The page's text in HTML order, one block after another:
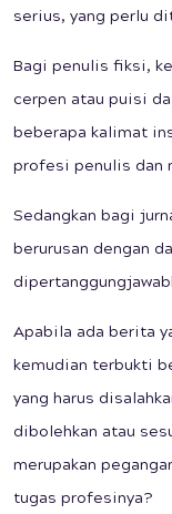
serius, yang perlu
Bagi penulis fiksi,
cerpen atau puisi
beberapa kalimat
profesi penulis dan
Sedangkan bagi
berurusan dengan
Apabila ada berita
kemudian terbukti
yang harus
dibolehkan atau
merupakan
tugas profesinya?